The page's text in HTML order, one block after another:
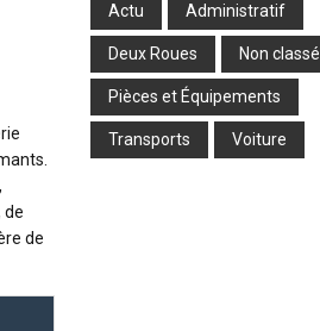
de
de
Actu Administratif
Deux Roues Non classé
Pièces et Équipements
Transports Voiture